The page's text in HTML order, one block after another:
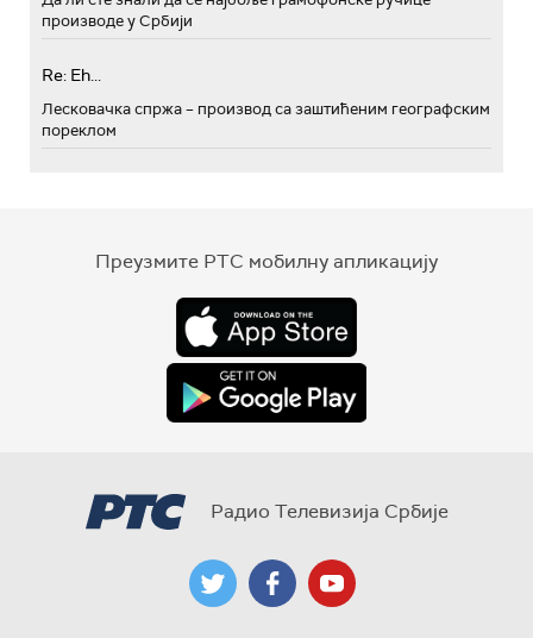
производе у Србији
Re: Eh...
Лесковачка спржа – производ са заштићеним географским
пореклом
Преузмите РТС мобилну апликацију
Радио Телевизија Србије